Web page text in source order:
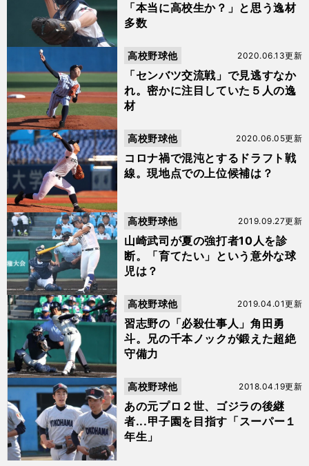
「本当に高校生か？」と思う逸材
多数
「センバツ交流戦」で見逃すなか
れ。密かに注目していた５人の逸
材
2020.06.13更新
高校野球他
コロナ禍で混沌とするドラフト戦
線。現地点での上位候補は？
2020.06.05更新
高校野球他
山崎武司が夏の強打者10人を診
断。「育てたい」という意外な球
児は？
2019.09.27更新
高校野球他
習志野の「必殺仕事人」角田勇
斗。兄の千本ノックが鍛えた超絶
守備力
2019.04.01更新
高校野球他
あの元プロ２世、ゴジラの後継
者...甲子園を目指す「スーパー１
年生」
2018.04.19更新
高校野球他